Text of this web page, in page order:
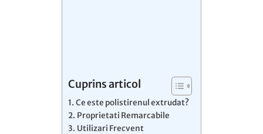
Cuprins articol
Ce este polistirenul extrudat?
Proprietati Remarcabile
Utilizari Frecvent